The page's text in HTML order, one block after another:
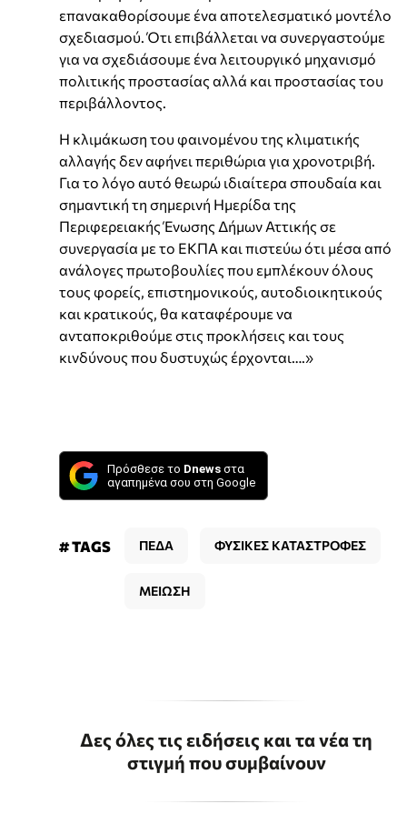
επανακαθορίσουμε ένα αποτελεσματικό μοντέλο
σχεδιασμού. Ότι επιβάλλεται να συνεργαστούμε
για να σχεδιάσουμε ένα λειτουργικό μηχανισμό
πολιτικής προστασίας αλλά και προστασίας του
περιβάλλοντος.
Η κλιμάκωση του φαινομένου της κλιματικής
αλλαγής δεν αφήνει περιθώρια για χρονοτριβή.
Για το λόγο αυτό θεωρώ ιδιαίτερα σπουδαία και
σημαντική τη σημερινή Ημερίδα της
Περιφερειακής Ένωσης Δήμων Αττικής σε
συνεργασία με το ΕΚΠΑ και πιστεύω ότι μέσα από
ανάλογες πρωτοβουλίες που εμπλέκουν όλους
τους φορείς, επιστημονικούς, αυτοδιοικητικούς
και κρατικούς, θα καταφέρουμε να
ανταποκριθούμε στις προκλήσεις και τους
κινδύνους που δυστυχώς έρχονται….»
Πρόσθεσε το Dnews στα
αγαπημένα σου στη Google
# TAGS ΠΕΔΑ ΦΥΣΙΚΕΣ ΚΑΤΑΣΤΡΟΦΕΣ
ΜΕΙΩΣΗ
Δες όλες τις ειδήσεις και τα νέα τη
στιγμή που συμβαίνουν